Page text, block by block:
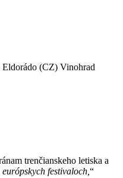
(CZ) Vinohrad
trenčianskeho letiska a
festivaloch, “